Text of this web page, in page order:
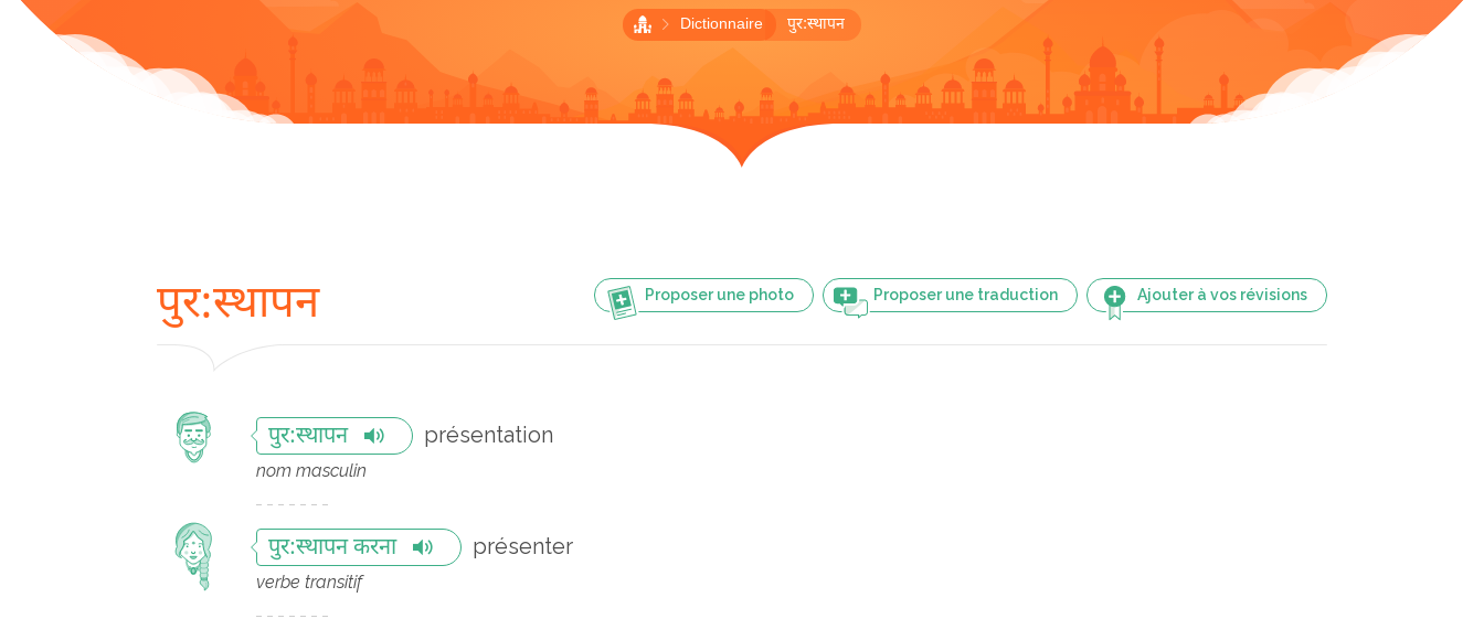
Dictionnaire पुर:स्थापन
Proposer une photo Proposer une traduction Ajouter à vos révisions
पुर:स्थापन
पुर:स्थापन présentation
nom masculin
पुर:स्थापन करना présenter
verbe transitif